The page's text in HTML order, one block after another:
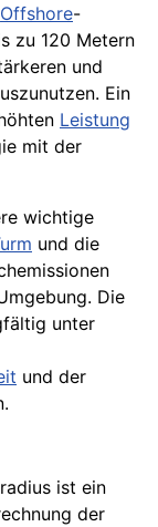
Offshore-
zu 120 Metern
und
Ein
Leistung
mit der
wichtige
und die
Die
unter
und der
ist ein
der